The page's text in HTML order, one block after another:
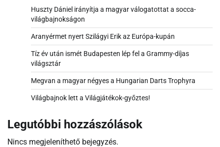
Huszty Dániel irányítja a magyar válogatottat a socca-
világbajnokságon
Aranyérmet nyert Szilágyi Erik az Európa-kupán
Tíz év után ismét Budapesten lép fel a Grammy-díjas
világsztár
Megvan a magyar négyes a Hungarian Darts Trophyra
Világbajnok lett a Világjátékok-győztes!
Legutóbbi hozzászólások
Nincs megjeleníthető bejegyzés.